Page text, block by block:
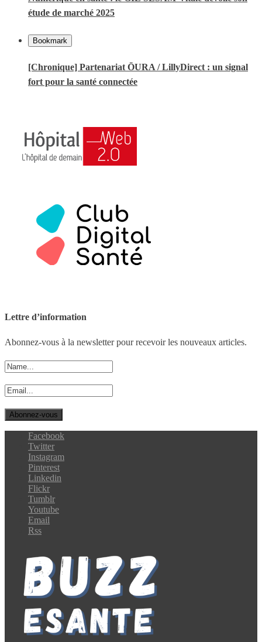
étude de marché 2025
Bookmark
[Chronique] Partenariat ŌURA / LillyDirect : un signal
fort pour la santé connectée
Lettre d’information
Abonnez-vous à la newsletter pour recevoir les nouveaux articles.
Facebook
Twitter
Instagram
Pinterest
Linkedin
Flickr
Tumblr
Youtube
Email
Rss